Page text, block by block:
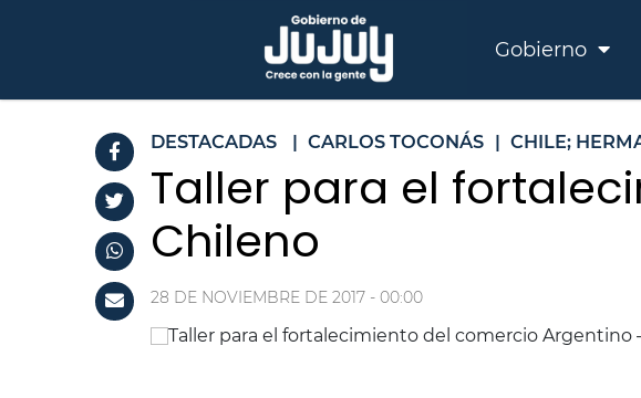
Gobierno
DESTACADAS | CARLOS TOCONÁS | CHILE;
Taller para el
Chileno
28 DE NOVIEMBRE DE 2017 - 00:00